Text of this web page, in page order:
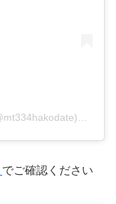
でご確認ください